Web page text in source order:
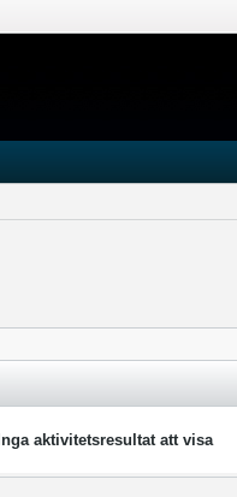
Inga aktivitetsresultat att visa